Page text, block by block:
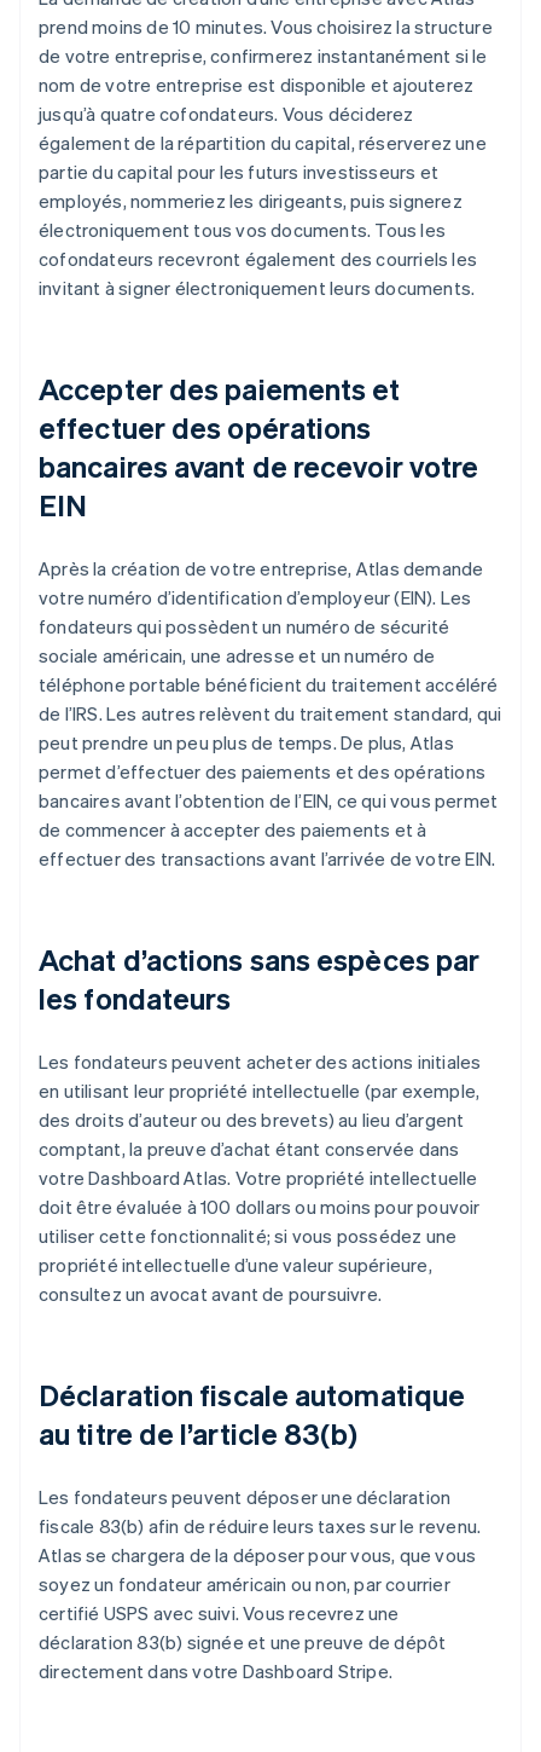
prend moins de 10 minutes. Vous choisirez la structure
de votre entreprise, confirmerez instantanément si le
nom de votre entreprise est disponible et ajouterez
jusqu’à quatre cofondateurs. Vous déciderez
également de la répartition du capital, réserverez une
partie du capital pour les futurs investisseurs et
employés, nommeriez les dirigeants, puis signerez
électroniquement tous vos documents. Tous les
cofondateurs recevront également des courriels les
invitant à signer électroniquement leurs documents.
Accepter des paiements et
effectuer des opérations
bancaires avant de recevoir votre
EIN
Après la création de votre entreprise, Atlas demande
votre numéro d’identification d’employeur (EIN). Les
fondateurs qui possèdent un numéro de sécurité
sociale américain, une adresse et un numéro de
téléphone portable bénéficient du traitement accéléré
de l’IRS. Les autres relèvent du traitement standard, qui
peut prendre un peu plus de temps. De plus, Atlas
permet d’effectuer des paiements et des opérations
bancaires avant l’obtention de l’EIN, ce qui vous permet
de commencer à accepter des paiements et à
effectuer des transactions avant l’arrivée de votre EIN.
Achat d’actions sans espèces par
les fondateurs
Les fondateurs peuvent acheter des actions initiales
en utilisant leur propriété intellectuelle (par exemple,
des droits d’auteur ou des brevets) au lieu d’argent
comptant, la preuve d’achat étant conservée dans
votre Dashboard Atlas. Votre propriété intellectuelle
doit être évaluée à 100 dollars ou moins pour pouvoir
utiliser cette fonctionnalité; si vous possédez une
propriété intellectuelle d’une valeur supérieure,
consultez un avocat avant de poursuivre.
Déclaration fiscale automatique
au titre de l’article 83(b)
Les fondateurs peuvent déposer une déclaration
fiscale 83(b) afin de réduire leurs taxes sur le revenu.
Atlas se chargera de la déposer pour vous, que vous
soyez un fondateur américain ou non, par courrier
certifié USPS avec suivi. Vous recevrez une
déclaration 83(b) signée et une preuve de dépôt
directement dans votre Dashboard Stripe.